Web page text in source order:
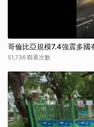
哥倫比亞規模7.4強震多國
51,736 觀看次數